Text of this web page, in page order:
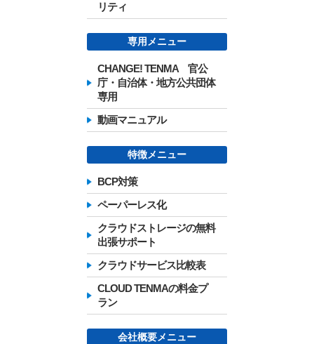
リティ
専用メニュー
CHANGE! TENMA 官公
庁・自治体・地方公共団体
専用
動画マニュアル
特徴メニュー
BCP対策
ペーパーレス化
クラウドストレージの無料
出張サポート
クラウドサービス比較表
CLOUD TENMAの料金プ
ラン
会社概要メニュー